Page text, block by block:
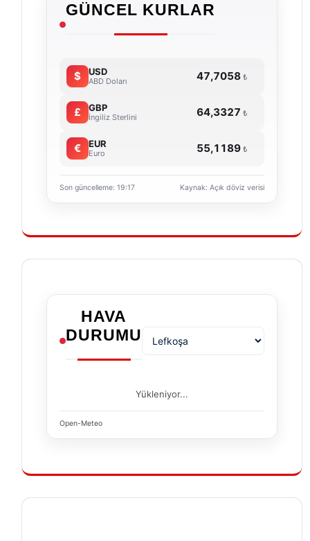
GÜNCEL KURLAR
$ USD
ABD Doları 47,7058
£ GBP
İngiliz Sterlini 64,3327
€ EUR
Euro 55,1189
Son güncelleme: 19:17 Kaynak: Açık döviz verisi
HAVA
DURUMU
Yükleniyor...
Open-Meteo